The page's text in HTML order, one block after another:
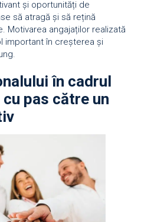
și oportunități de
să atragă și să rețină
Motivarea angajaților realizată
important în creșterea și
în cadrul
pas către un